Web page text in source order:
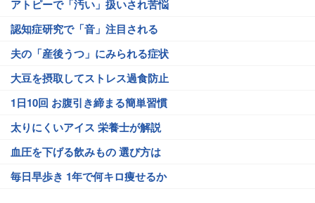
アトピーで「汚い」扱いされ苦悩
認知症研究で「音」注目される
夫の「産後うつ」にみられる症状
大豆を摂取してストレス過食防止
1日10回 お腹引き締まる簡単習慣
太りにくいアイス 栄養士が解説
血圧を下げる飲みもの 選び方は
毎日早歩き 1年で何キロ痩せるか